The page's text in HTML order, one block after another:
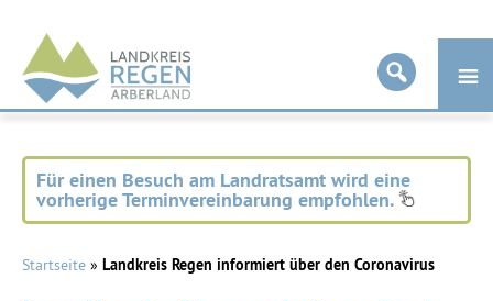
Landkreis
Regen
Für einen Besuch am Landratsamt wird eine
vorherige Terminvereinbarung empfohlen.
Startseite » Landkreis Regen informiert über den Coronavirus